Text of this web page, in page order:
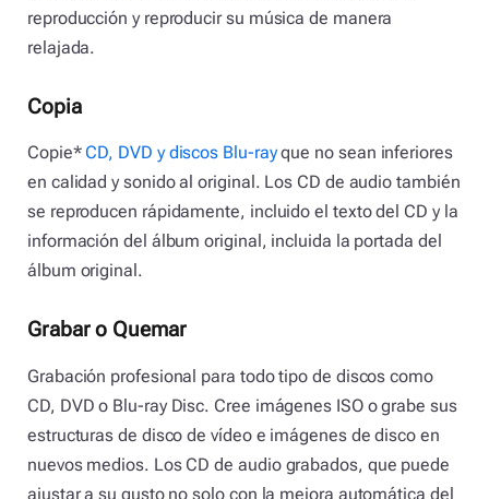
reproducción y reproducir su música de manera
relajada.
Copia
Copie* CD, DVD y discos Blu-rayque no sean inferiores
en calidad y sonido al original. Los CD de audio también
se reproducen rápidamente, incluido el texto del CD y la
información del álbum original, incluida la portada del
álbum original.
Grabar o Quemar
Grabación profesional para todo tipo de discos como
CD, DVD o Blu-ray Disc. Cree imágenes ISO o grabe sus
estructuras de disco de vídeo e imágenes de disco en
nuevos medios. Los CD de audio grabados, que puede
ajustar a su gusto no solo con la mejora automática del